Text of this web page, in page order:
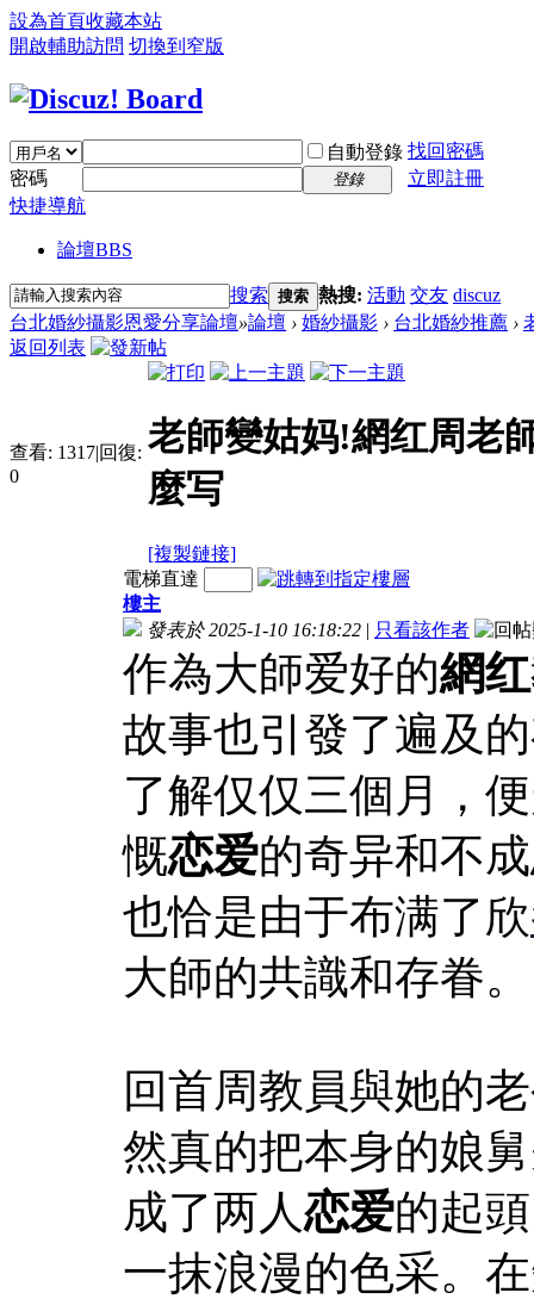
設為首頁收藏本站
開啟輔助訪問 切換到窄版
自動登錄 找回密碼
密碼
登錄
立即註冊
快捷導航
論壇BBS
搜索 搜索 熱搜: 活動 交友 discuz
台北婚紗攝影恩愛分享論壇»論壇 › 婚紗攝影 › 台北婚紗推薦 ›
返回列表
查看: 1317|回復:
0
老師變姑妈!網红周老
麼写
[複製鏈接]
電梯直達
樓主
發表於 2025-1-10 16:18:22 | 只看該作者
作為大師爱好的網红
故事也引發了遍及
了解仅仅三個月，
慨恋爱的奇异和不
也恰是由于布满了欣
大師的共識和存眷。
回首周教員與她的
然真的把本身的娘
成了两人恋爱的起
一抹浪漫的色采。